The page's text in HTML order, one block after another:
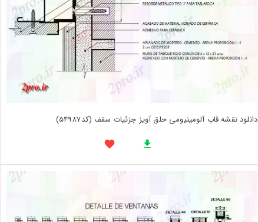
دانلود نقشه قاب آلومینیومی حلق آویز جزئیات سقف (کد54987)